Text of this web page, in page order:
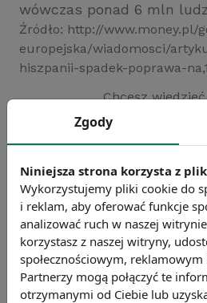
wówczas ponad 6 mln
Źródło: http://www.money.pl/
europejska/wiadomosci/
hiszpanii-spadek-poprawa-
Chcesz
Zobacz więcej
Zgody
Niniejsza strona korzysta z
Wykorzystujemy pliki cookie do
i reklam, aby oferować funkcje
analizować ruch w naszej
korzystasz z naszej witryny,
społecznościowym,
Partnerzy mogą połączyć te
otrzymanymi od Ciebie lub